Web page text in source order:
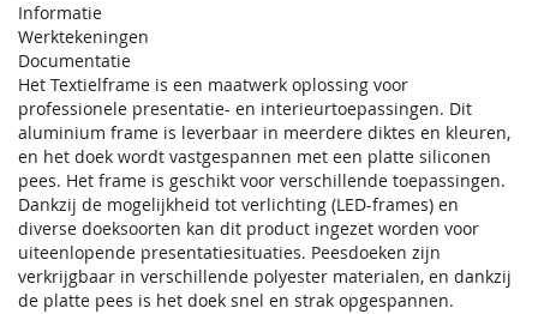
Informatie
Werktekeningen
Documentatie
Het Textielframe is een maatwerk oplossing voor
professionele presentatie- en interieurtoepassingen. Dit
aluminium frame is leverbaar in meerdere diktes en kleuren,
en het doek wordt vastgespannen met een platte siliconen
pees. Het frame is geschikt voor verschillende toepassingen.
Dankzij de mogelijkheid tot verlichting (LED-frames) en
diverse doeksoorten kan dit product ingezet worden voor
uiteenlopende presentatiesituaties. Peesdoeken zijn
verkrijgbaar in verschillende polyester materialen, en dankzij
de platte pees is het doek snel en strak opgespannen.